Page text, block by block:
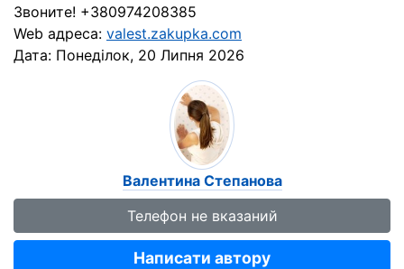
Звоните! +380974208385
Web адреса: valest.zakupka.com
Дата: Понеділок, 20 Липня 2026
Валентина Степанова
Телефон не вказаний
Написати автору